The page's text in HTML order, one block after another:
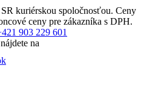
kuriérskou spoločnosťou. Ceny
ceny pre zákazníka s DPH.
903 229 601
na